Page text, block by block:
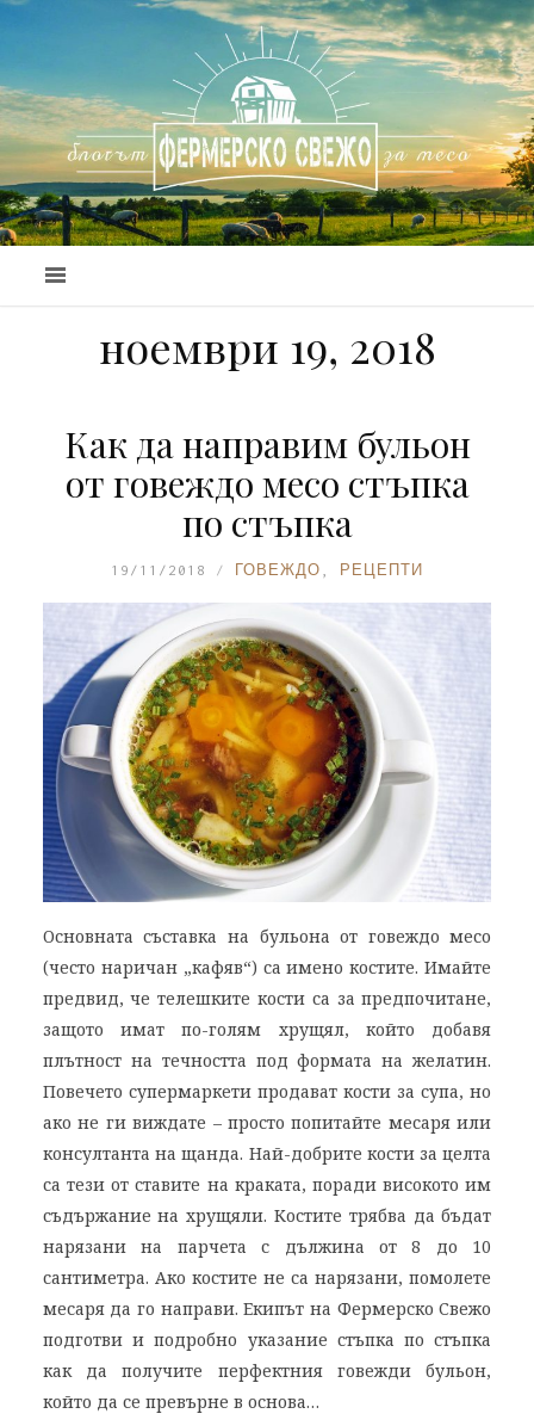
ноември 19, 2018
Как да направим бульон
от говеждо месо стъпка
по стъпка
19/11/2018 ГОВЕЖДО РЕЦЕПТИ
Основната съставка на бульона от говеждо месо
(често наричан „кафяв“) са имено костите. Имайте
предвид, че телешките кости са за предпочитане,
защото имат по-голям хрущял, който добавя
плътност на течността под формата на желатин.
Повечето супермаркети продават кости за супа, но
ако не ги виждате – просто попитайте месаря или
консултанта на щанда. Най-добрите кости за целта
са тези от ставите на краката, поради високото им
съдържание на хрущяли. Костите трябва да бъдат
нарязани на парчета с дължина от 8 до 10
сантиметра. Ако костите не са нарязани, помолете
месаря да го направи. Екипът на Фермерско Свежо
подготви и подробно указание стъпка по стъпка
как да получите перфектния говежди бульон,
който да се превърне в основа…